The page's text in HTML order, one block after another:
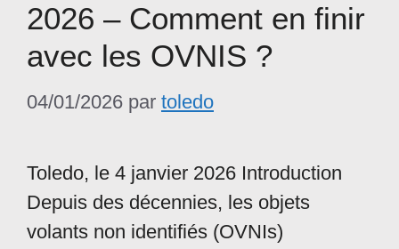
2026 – Comment en finir
avec les OVNIS ?
04/01/2026 par toledo
Toledo, le 4 janvier 2026 Introduction
Depuis des décennies, les objets
volants non identifiés (OVNIs)